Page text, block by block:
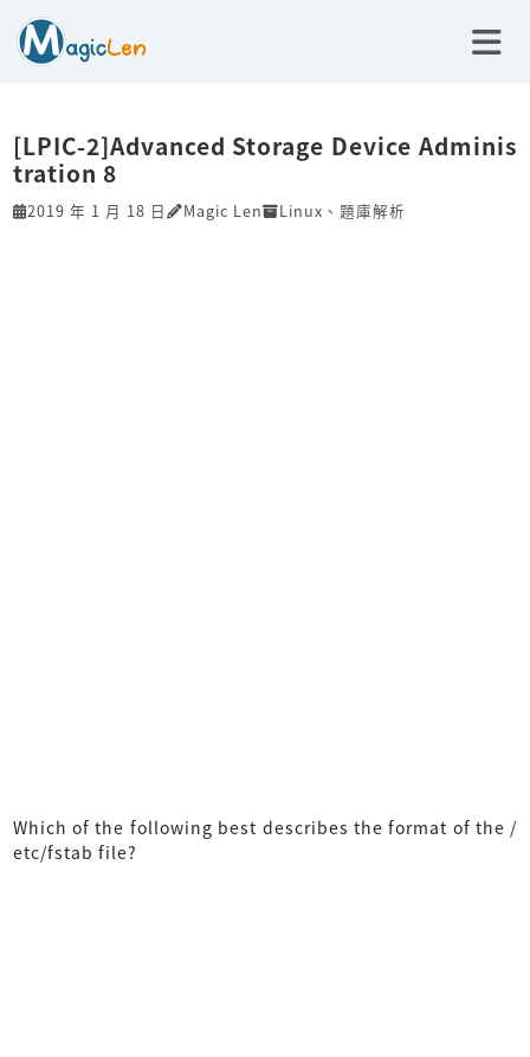
[LPIC-2]Advanced Storage Device Adminis
tration 8
2019 年 1 月 18 日 Magic Len Linux 、 題庫解析
Which of the following best describes the format of the /
etc/fstab file?